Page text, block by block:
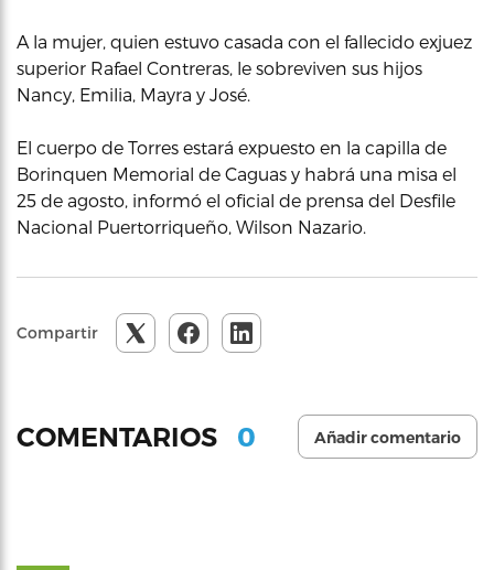
A la mujer, quien estuvo casada con el fallecido exjuez
superior Rafael Contreras, le sobreviven sus hijos
Nancy, Emilia, Mayra y José.
El cuerpo de Torres estará expuesto en la capilla de
Borinquen Memorial de Caguas y habrá una misa el
25 de agosto, informó el oficial de prensa del Desfile
Nacional Puertorriqueño, Wilson Nazario.
Compartir
COMENTARIOS 0 Añadir comentario